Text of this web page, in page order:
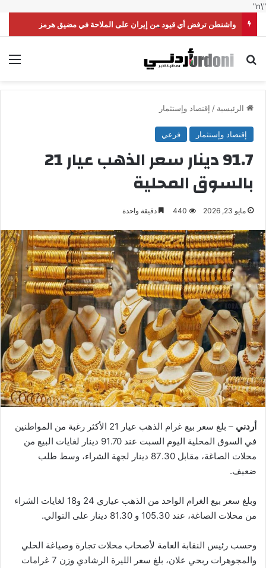
"\n"
واشنطن ترفض أي قيود من إيران على الملاحة في مضيق هرمز
بحث عن
الرئيسية / إقتصاد وإستثمار
إقتصاد وإستثمار فرعي
91.7 دينار سعر الذهب عيار 21
بالسوق المحلية
مايو 23, 2026 440 دقيقة واحدة
أردني
– بلغ سعر بيع غرام الذهب عيار 21 الأكثر رغبة من المواطنين
في السوق المحلية اليوم السبت عند 91.70 دينار لغايات البيع من
محلات الصاغة، مقابل 87.30 دينار لجهة الشراء، وسط طلب
ضعيف.
وبلغ سعر بيع الغرام الواحد من الذهب عياري 24 و18 لغايات الشراء
من محلات الصاغة، عند 105.30 و 81.30 دينار على التوالي.
وحسب رئيس النقابة العامة لأصحاب محلات تجارة وصياغة الحلي
والمجوهرات ربحي علان، بلغ سعر الليرة الرشادي وزن 7 غرامات